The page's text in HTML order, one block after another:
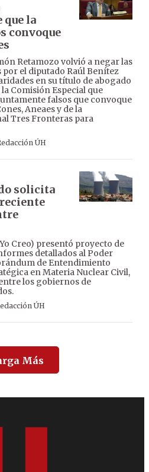
que la
convoque
Retamozo volvió a negar las
el diputado Raúl Benítez
en su título de abogado
Comisión Especial que
falsos que convoque
Aneaes y de la
Tres Fronteras para
ÚH
solicita
Creo) presentó proyecto de
detallados al Poder
de Entendimiento
en Materia Nuclear Civil,
los gobiernos de
ÚH
Más